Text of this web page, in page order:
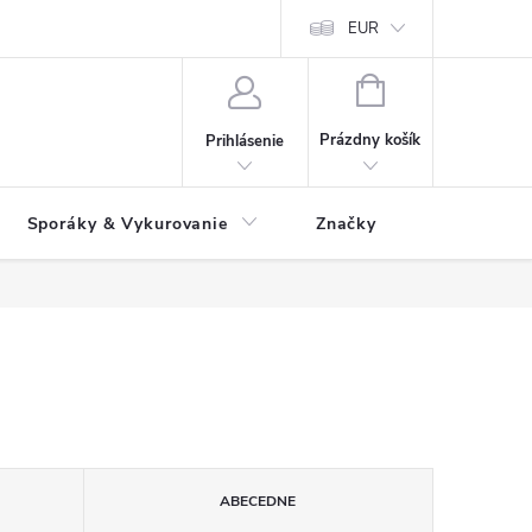
Reklamačný formulár
EUR
Prihlásenie
NÁKUPNÝ
Prázdny košík
Sporáky & Vykurovanie Značky
ABECEDNE